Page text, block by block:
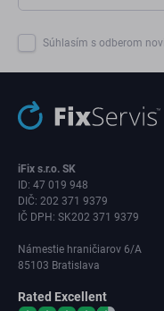
Súhlasím s odberom
iFix s.r.o. SK
ID: 47 019 948
DIČ: 202 371 9379
IČ DPH: SK202 371 9379
Námestie hraničiarov 6/A
85103 Bratislava
Rated Excellent